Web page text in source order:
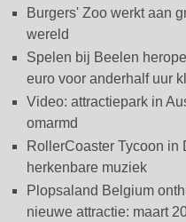
Burgers' Zoo werkt aan
wereld
Spelen bij Beelen
euro voor anderhalf uur
Video: attractiepark in
omarmd
RollerCoaster Tycoon in
herkenbare muziek
Plopsaland Belgium
nieuwe attractie: maart